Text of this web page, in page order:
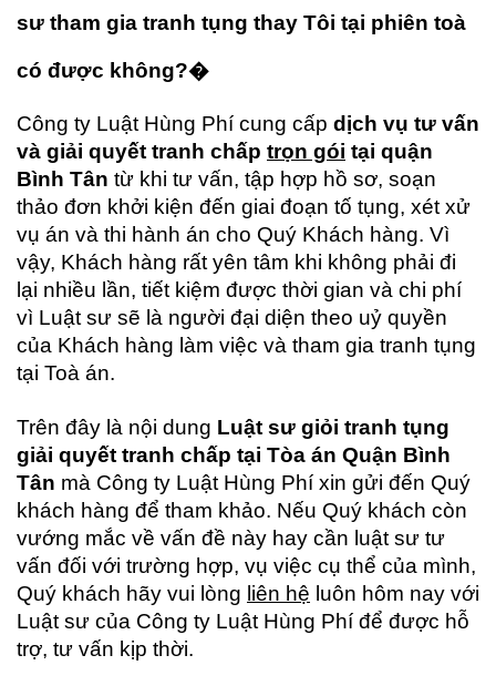
sư tham gia tranh tụng thay Tôi tại phiên toà
có được không?�
Công ty Luật Hùng Phí cung cấp dịch vụ tư vấn
và giải quyết tranh chấp trọn gói tại quận
Bình Tân từ khi tư vấn, tập hợp hồ sơ, soạn
thảo đơn khởi kiện đến giai đoạn tố tụng, xét xử
vụ án và thi hành án cho Quý Khách hàng. Vì
vậy, Khách hàng rất yên tâm khi không phải đi
lại nhiều lần, tiết kiệm được thời gian và chi phí
vì Luật sư sẽ là người đại diện theo uỷ quyền
của Khách hàng làm việc và tham gia tranh tụng
tại Toà án.
Trên đây là nội dung Luật sư giỏi tranh tụng
giải quyết tranh chấp tại Tòa án Quận Bình
Tân mà Công ty Luật Hùng Phí xin gửi đến Quý
khách hàng để tham khảo. Nếu Quý khách còn
vướng mắc về vấn đề này hay cần luật sư tư
vấn đối với trường hợp, vụ việc cụ thể của mình,
Quý khách hãy vui lòng liên hệ luôn hôm nay với
Luật sư của Công ty Luật Hùng Phí để được hỗ
trợ, tư vấn kịp thời.